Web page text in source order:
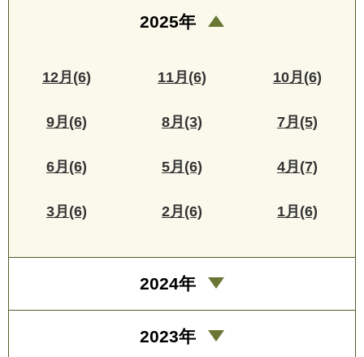
2025年
12月(6) 11月(6) 10月(6)
9月(6) 8月(3) 7月(5)
6月(6) 5月(6) 4月(7)
3月(6) 2月(6) 1月(6)
2024年
2023年